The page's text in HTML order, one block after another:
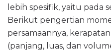
lebih spesifik, yaitu pada
Berikut pengertian
persamaannya,
(panjang, luas, dan